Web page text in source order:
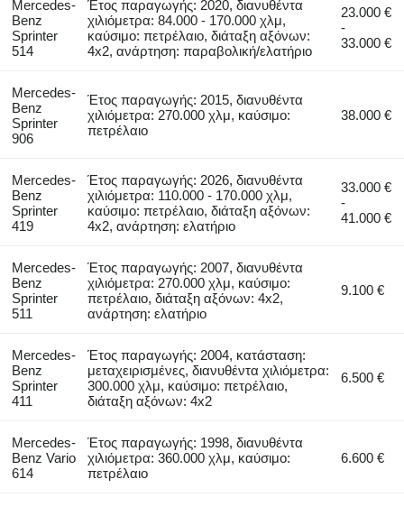
Mercedes-
Benz
Sprinter
514
Έτος παραγωγής: 2020, διανυθέντα
χιλιόμετρα: 84.000 - 170.000 χλμ,
καύσιμο: πετρέλαιο, διάταξη αξόνων:
4x2, ανάρτηση: παραβολική/ελατήριο
23.000 €
-
33.000 €
Mercedes-
Benz
Sprinter
906
Έτος παραγωγής: 2015, διανυθέντα
χιλιόμετρα: 270.000 χλμ, καύσιμο:
πετρέλαιο
38.000 €
Mercedes-
Benz
Sprinter
419
Έτος παραγωγής: 2026, διανυθέντα
χιλιόμετρα: 110.000 - 170.000 χλμ,
καύσιμο: πετρέλαιο, διάταξη αξόνων:
4x2, ανάρτηση: ελατήριο
33.000 €
-
41.000 €
Mercedes-
Benz
Sprinter
511
Έτος παραγωγής: 2007, διανυθέντα
χιλιόμετρα: 270.000 χλμ, καύσιμο:
πετρέλαιο, διάταξη αξόνων: 4x2,
ανάρτηση: ελατήριο
9.100 €
Mercedes-
Benz
Sprinter
411
Έτος παραγωγής: 2004, κατάσταση:
μεταχειρισμένες, διανυθέντα χιλιόμετρα:
300.000 χλμ, καύσιμο: πετρέλαιο,
διάταξη αξόνων: 4x2
6.500 €
Mercedes-
Benz Vario
614
Έτος παραγωγής: 1998, διανυθέντα
χιλιόμετρα: 360.000 χλμ, καύσιμο:
πετρέλαιο
6.600 €